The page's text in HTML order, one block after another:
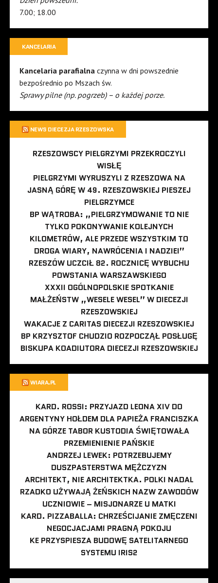
7.00; 18.00
KANCELARIA
Kancelaria parafialna czynna w dni powszednie
bezpośrednio po Mszach św.
Sprawy pilne (np. pogrzeb) – o każdej porze.
NEWS DIECEZJA RZESZOWSKA
RZESZOWSCY PIELGRZYMI PRZEKROCZYLI
WISŁĘ
PIELGRZYMI WYRUSZYLI Z RZESZOWA NA
JASNĄ GÓRĘ W 49. RZESZOWSKIEJ PIESZEJ
PIELGRZYMCE
BP WĄTROBA: „PIELGRZYMOWANIE TO NIE
TYLKO POKONYWANIE KOLEJNYCH
KILOMETRÓW, ALE PRZEDE WSZYSTKIM TO
DROGA WIARY, NAWRÓCENIA I NADZIEI”
RZESZÓW UCZCIŁ 82. ROCZNICĘ WYBUCHU
POWSTANIA WARSZAWSKIEGO
XXXII OGÓLNOPOLSKIE SPOTKANIE
MAŁŻEŃSTW „WESELE WESEL” W DIECEZJI
RZESZOWSKIEJ
WAKACJE Z CARITAS DIECEZJI RZESZOWSKIEJ
BP KRZYSZTOF CHUDZIO ROZPOCZĄŁ POSŁUGĘ
BISKUPA KOADIUTORA DIECEZJI RZESZOWSKIEJ
WIARA.PL
KARD. ROSSI: PRZYJAZD LEONA XIV DO
ARGENTYNY HOŁDEM DLA PAPIEŻA FRANCISZKA
NA GÓRZE TABOR KUSTODIA ŚWIĘTOWAŁA
PRZEMIENIENIE PAŃSKIE
ANDRZEJ LEWEK: POTRZEBUJEMY
DUSZPASTERSTWA MĘŻCZYZN
ARCHITEKT, NIE ARCHITEKTKA. POLKI NADAL
RZADKO UŻYWAJĄ ŻEŃSKICH NAZW ZAWODÓW
UCZNIOWIE – MISJONARZE U MATKI
KARD. PIZZABALLA: CHRZEŚCIJANIE ZMĘCZENI
NEGOCJACJAMI PRAGNĄ POKOJU
KE PRZYSPIESZA BUDOWĘ SATELITARNEGO
SYSTEMU IRIS2